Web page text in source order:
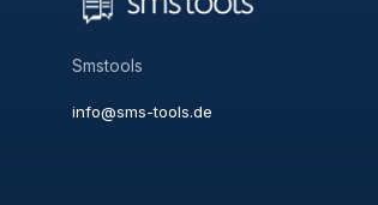
Smstools
info@sms-tools.de